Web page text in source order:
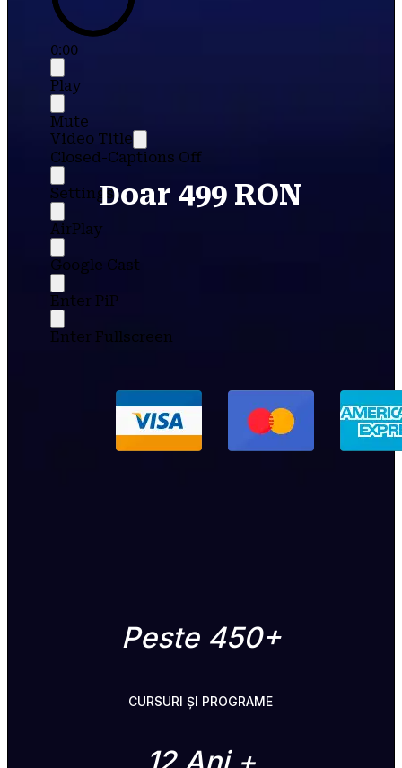
0:00
Play
Mute
Video Title
Closed-Captions Off
Settings
AirPlay
Google Cast
Enter PiP
Enter Fullscreen
Peste 450+
CURSURI ȘI PROGRAME
Doar 499 RON